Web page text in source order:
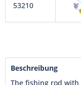
53210
Beschreibung
The fishing rod with